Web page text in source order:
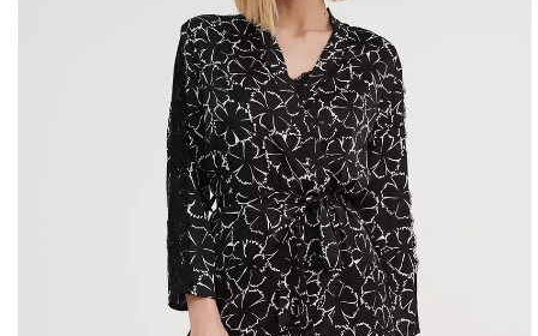
Бесшовные леггинсы из
микрофибры LEGGINGS
02 (черный) Giulia
Бесшовные леггинсы
LEGGINGS (черный) Giulia
551 грн.689 грн.